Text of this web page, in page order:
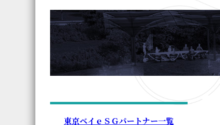
東京ベイｅＳＧパートナー一覧